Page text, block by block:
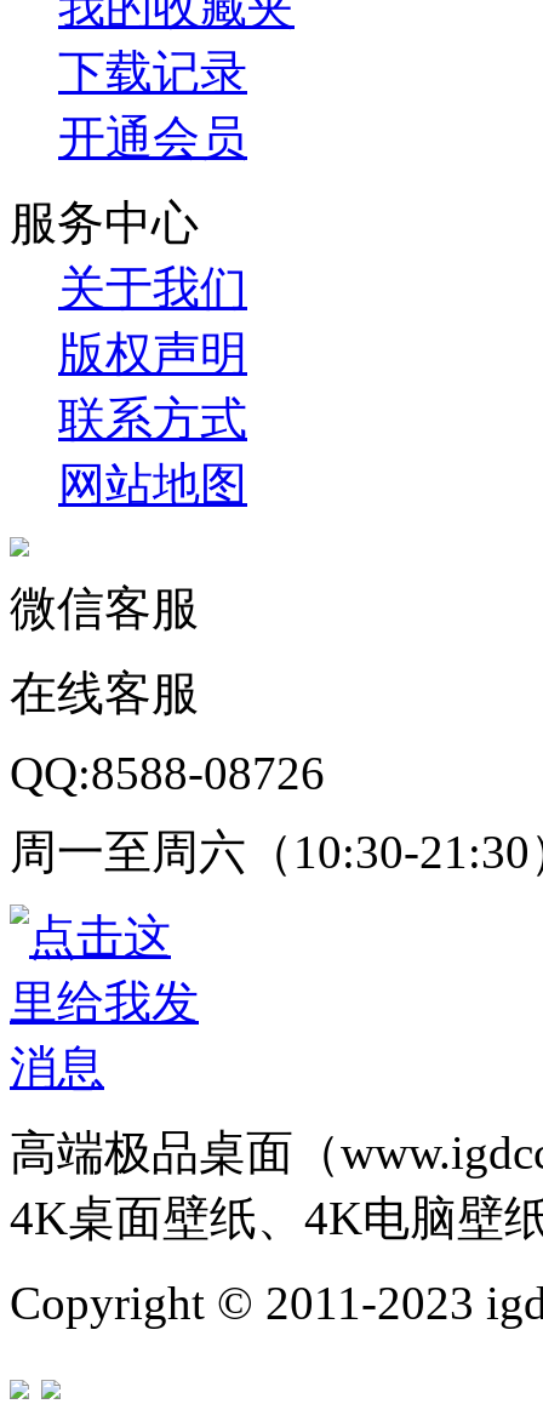
下载记录
开通会员
服务中心
关于我们
版权声明
联系方式
网站地图
微信客服
在线客服
QQ:8588-08726
周一至周六（10:30-21:30
高端极品桌面（
4K桌面壁纸、4K电脑壁
Copyright © 2011-2023